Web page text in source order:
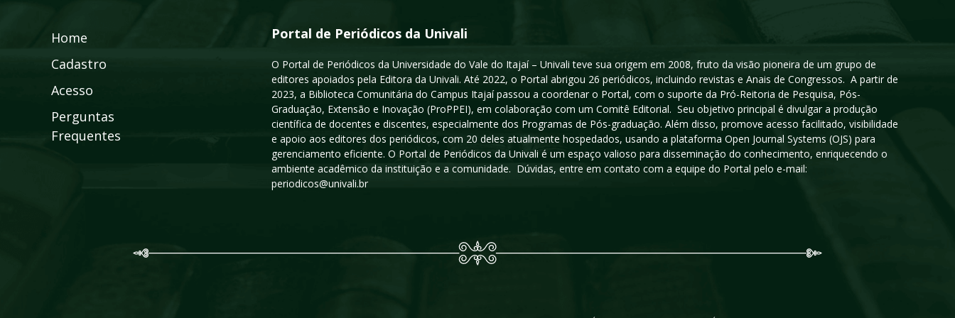
Home
Cadastro
Acesso
Perguntas
Frequentes
Portal de Periódicos da Univali
O Portal de Periódicos da Universidade do Vale do Itajaí – Univali teve sua origem em 2008, fruto da visão pioneira de um grupo de
editores apoiados pela Editora da Univali. Até 2022, o Portal abrigou 26 periódicos, incluindo revistas e Anais de Congressos. A partir de
2023, a Biblioteca Comunitária do Campus Itajaí passou a coordenar o Portal, com o suporte da Pró-Reitoria de Pesquisa, Pós-
Graduação, Extensão e Inovação (ProPPEI), em colaboração com um Comitê Editorial. Seu objetivo principal é divulgar a produção
científica de docentes e discentes, especialmente dos Programas de Pós-graduação. Além disso, promove acesso facilitado, visibilidade
e apoio aos editores dos periódicos, com 20 deles atualmente hospedados, usando a plataforma Open Journal Systems (OJS) para
gerenciamento eficiente. O Portal de Periódicos da Univali é um espaço valioso para disseminação do conhecimento, enriquecendo o
ambiente acadêmico da instituição e a comunidade. Dúvidas, entre em contato com a equipe do Portal pelo e-mail:
periodicos@univali.br